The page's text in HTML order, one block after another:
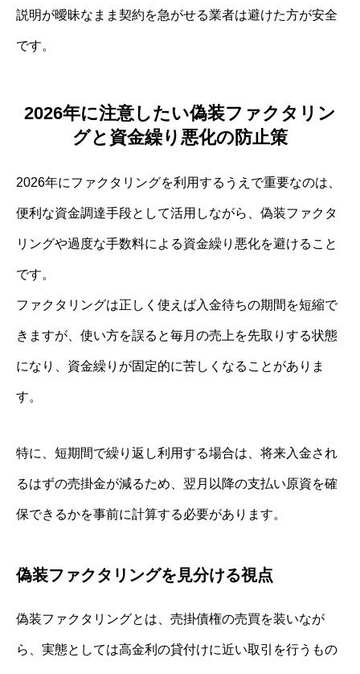
説明が曖昧なまま契約を急がせる業者は避けた方が安全
です。
2026年に注意したい偽装ファクタリン
グと資金繰り悪化の防止策
2026年にファクタリングを利用するうえで重要なのは、
便利な資金調達手段として活用しながら、偽装ファクタ
リングや過度な手数料による資金繰り悪化を避けること
です。
ファクタリングは正しく使えば入金待ちの期間を短縮で
きますが、使い方を誤ると毎月の売上を先取りする状態
になり、資金繰りが固定的に苦しくなることがありま
す。
特に、短期間で繰り返し利用する場合は、将来入金され
るはずの売掛金が減るため、翌月以降の支払い原資を確
保できるかを事前に計算する必要があります。
偽装ファクタリングを見分ける視点
偽装ファクタリングとは、売掛債権の売買を装いなが
ら、実態としては高金利の貸付けに近い取引を行うもの